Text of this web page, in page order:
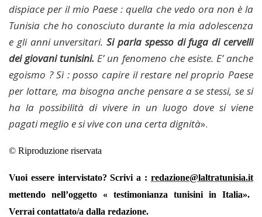
dispiace per il mio Paese : quella che vedo ora non è la
Tunisia che ho conosciuto durante la mia adolescenza
e gli anni unversitari.Si parla spesso di fuga di cervelli
dei giovani tunisini. E’ un fenomeno che esiste. E’ anche
egoismo ? Sì : posso capire il restare nel proprio Paese
per lottare, ma bisogna anche pensare a se stessi, se si
ha la possibilità di vivere in un luogo dove si viene
pagati meglio e si vive con una certa dignità».
© Riproduzione riservata
Vuoi essere intervistato? Scrivi a : redazione@laltratunisia.it
mettendo nell’oggetto « testimonianza tunisini in Italia».
Verrai contattato/a dalla redazione.